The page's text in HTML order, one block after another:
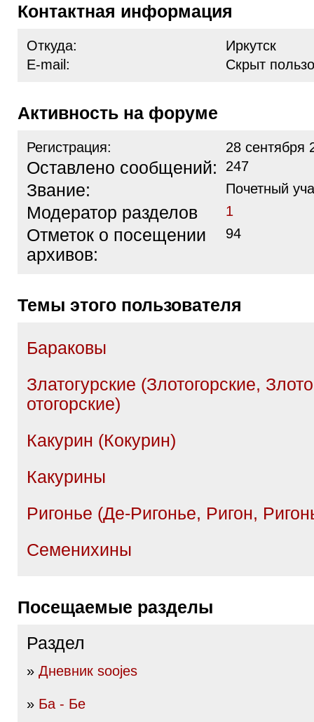
Контактная информация
Откуда:
Иркутск
E-mail:
Скрыт
Активность на форуме
Регистрация: 28 сентября
Оставлено сообщений: 247
Звание: Почетный
Модератор разделов 1
Отметок о посещении
архивов:
94
Темы этого пользователя
Бараковы
Златогурские (Злотогорские,
отогорские)
Какурин (Кокурин)
Какурины
Ригонье (Де-Ригонье, Ригон,
Семенихины
Посещаемые разделы
Раздел
» Дневник soojes
» Ба - Бе